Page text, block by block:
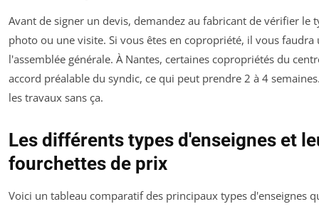
Avant de signer un devis, demandez au fabricant de vérifier le
photo ou une visite. Si vous êtes en copropriété, il vous
l'assemblée générale. À Nantes, certaines copropriétés du
accord préalable du syndic, ce qui peut prendre 2 à 4
les travaux sans ça.
Les différents types d'enseignes et
fourchettes de prix
Voici un tableau comparatif des principaux types d'enseignes